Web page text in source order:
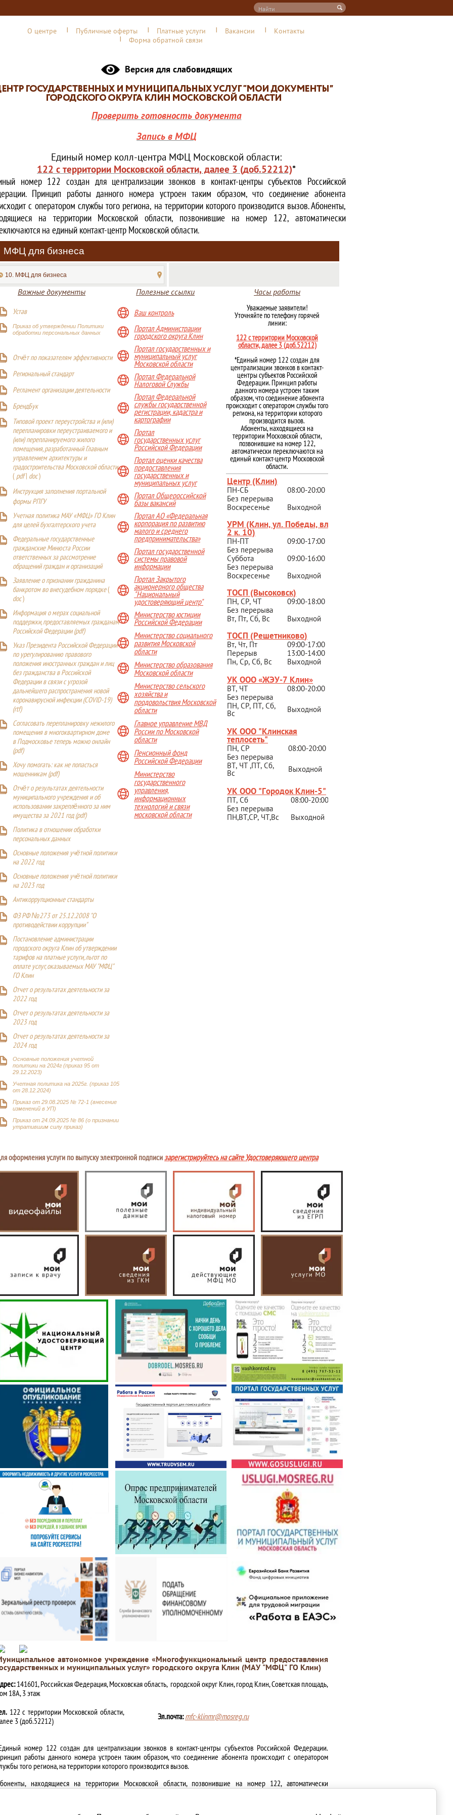
О центре Публичные оферты Платные услуги Вакансии
Контакты
Форма обратной связи
Версия для слабовидящих
Проверить готовность документа
Запись в МФЦ
Единый номер колл-центра МФЦ Московской области:
122 с территории Московской области, далее 3 (доб.52212)*
номер 122 создан для централизации звонков в контакт-центры субъектов Российской
Принцип работы данного номера устроен таким образом, что соединение абонента
с оператором службы того региона, на территории которого производится вызов. Абоненты,
на территории Московской области, позвонившие на номер 122, автоматически
на единый контакт-центр Московской области.
МФЦ для бизнеса
10. МФЦ для бизнеса
Важные документы
Устав
Приказ об утверждении Политики
обработки персональных данных
Отчёт по показателям эффективности
Региональный стандарт
Регламент организации деятельности
БрендБук
Типовой проект переустройства и (или)
перепланировки переустраиваемого и
(или) перепланируемого жилого
помещения, разработанный Главным
управлением архитектуры и
градостроительства Московской области
(pdf| doc)
Инструкция заполнения портальной
формы РПГУ
Учетная политика МАУ «МФЦ» ГО Клин
для целей бухгалтерского учета
Федеральные государственные
гражданские Минюста России
ответственных за рассмотрение
обращений граждан и организаций
Заявление о признании гражданина
банкротом во внесудебном порядке(
doc)
Информация о мерах социальной
поддержки, предоставляемых гражданам
Российской Федерации (pdf)
Указ Президента Российской Федерации
по урегулированию правового
положения иностранных граждан и лиц
без гражданства в Российской
Федерации в связи с угрозой
дальнейшего распространения новой
коронавирусной инфекции (COVID-19)
(rtf)
Согласовать перепланировку нежилого
помещения в многоквартирном доме
в Подмосковье теперь можно онлайн
(pdf)
Хочу помогать: как не попасться
мошенникам (pdf)
Отчёт о результатах деятельности
муниципального учреждения и об
использовании закреплённого за ним
имущества за 2021 год (pdf)
Политика в отношении обработки
персональных данных
Основные положения учётной политики
на 2022 год
Основные положения учётной политики
на 2023 год
Антикоррупционные стандарты
ФЗ РФ №273 от 25.12.2008 "О
противодействии коррупции"
Постановление администрации
городского округа Клин об утверждении
тарифов на платные услуги, льгот по
оплате услуг, оказываемых МАУ "МФЦ"
ГО Клин
Отчет о результатах деятельности за
2022 год
Отчет о результатах деятельности за
2023 год
Отчет о результатах деятельности за
2024 год
Основные положения учетной
политики на 2024г (приказ 95 от
29.12.2023)
Учетная политика на 2025г. (приказ 105
от 28.12.2024)
Приказ от 29.08.2025 № 72-1 (внесение
изменений в УП)
Приказ от 24.09.2025 № 86 (о признании
утратившим силу приказ)
Полезные ссылки
Ваш контроль
Портал Администрации
городского округа Клин
Портал государственных и
муниципальный услуг
Московской области
Портал Федеральной
Налоговой Службы
Портал Федеральной
службы государственной
регистрации, кадастра и
картографии
Портал
государственных услуг
Российской Федерации
Портал оценки качества
предоставления
государственных и
муниципальных услуг
Портал Общероссийской
базы вакансий
Портал АО «Федеральная
корпорация по развитию
малого и среднего
предпринимательства»
Портал государственной
системы правовой
информации
Портал Закрытого
акционерного общества
"Национальный
удостоверяющий центр"
Министерство юстиции
Российской Федерации
Министерство социального
развития Московской
области
Министерство образования
Московской области
Министерство сельского
хозяйства и
продовольствия Московской
области
Главное управление МВД
России по Московской
области
Пенсионный фонд
Российской Федерации
Министерство
государственного
управления,
информационных
технологий и связи
московской области
Часы работы
Уважаемые заявители!
Уточняйте по телефону горячей
линии:
122 с территории Московской
области, далее 3 (доб.52212)
*Единый номер 122 создан для
централизации звонков в контакт-
центры субъектов Российской
Федерации. Принцип работы
данного номера устроен таким
образом, что соединение абонента
происходит с оператором службы того
региона, на территории которого
производится вызов.
Абоненты, находящиеся на
территории Московской области,
позвонившие на номер 122,
автоматически переключаются на
единый контакт-центр Московской
области.
Центр (Клин)
ПН-СБ
08:00-20:00
Без перерыва
Воскресенье
Выходной
УРМ (Клин, ул. Победы, вл.
2 к. 10)
ПН-ПТ
09:00-17:00
Без перерыва
Суббота
09:00-16:00
Без перерыва
Воскресенье
Выходной
ТОСП (Высоковск)
ПН, СР, ЧТ
09:00-18:00
Без перерыва
Вт, Пт, Сб, Вс
Выходной
ТОСП (Решетниково)
Вт, Чт, Пт
09:00-17:00
Перерыв
13:00-14:00
Пн, Ср, Сб, Вс
Выходной
УК ООО «ЖЭУ-7 Клин»
ВТ, ЧТ
08:00-20:00
Без перерыва
ПН, СР, ПТ, Сб,
Вс Выходной
УК ООО "Клинская
теплосеть"
ПН, СР
08:00-20:00
Без перерыва
ВТ, ЧТ ,ПТ, Сб,
Вс Выходной
УК ООО "Городок Клин-5"
ПТ, Сб
08:00-20:00
Без перерыва
ПН,ВТ,СР, ЧТ,Вс Выходной
оформления услуги по выпуску электронной подписизарегистрируйтесь на сайте Удостоверяющего центра
автономное учреждение «Многофункциональный центр предоставления
и муниципальных услуг» городского округа Клин (МАУ "МФЦ" ГО Клин)
141601, Российская Федерация, Московская область, городской округ Клин, город Клин, Советская площадь,
18А, 3 этаж
122 с территории Московской области,
3 (доб.52212)
Эл.почта: mfc-klinmr@mosreg.ru
номер 122 создан для централизации звонков в контакт-центры субъектов Российской Федерации.
работы данного номера устроен таким образом, что соединение абонента происходит с оператором
того региона, на территории которого производится вызов.
находящиеся на территории Московской области, позвонившие на номер 122, автоматически